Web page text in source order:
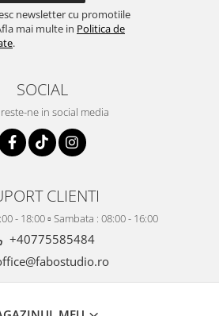
newsletter cu promotiile
mai multe in Politica de
.
SOCIAL
ne in social media
CLIENTI
- 18:00 ▫️ Sambata : 08:00 - 16:00
+40775585484